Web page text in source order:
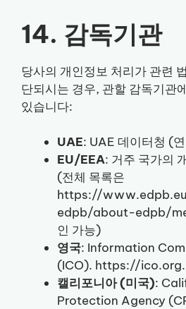
14. 감독기관
당사의 개인정보 처리가 관련
단되시는 경우, 관할 감독기관
있습니다:
UAE: UAE 데이터청 (
EU/EEA: 거주 국가의
(전체 목록은
https://
edpb/about-edpb/
인 가능)
영국: Information
(ICO). https://
캘리포니아 (미국):
Protection Agency